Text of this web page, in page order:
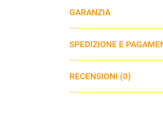
Dimensioni prodotto: l 46-
GARANZIA
SPEDIZIONE E
RECENSIONI (0)